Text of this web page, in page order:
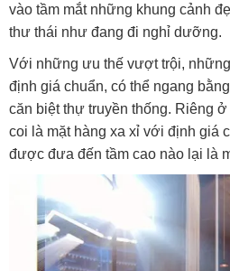
vào tầm mắt những khung cảnh
thư thái như đang đi nghỉ dưỡng.
Với những ưu thế vượt trội,
định giá chuẩn, có thể ngang
căn biệt thự truyền thống. Riêng
coi là mặt hàng xa xỉ với định giá
được đưa đến tầm cao nào lại là